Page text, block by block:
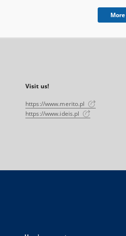
More
Visit us!
https://www.merito.pl
https://www.ideis.pl